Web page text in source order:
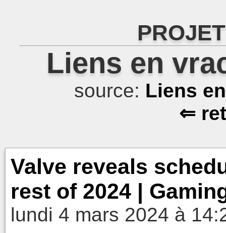
Liens en
source: Liens
⇐
Valve reveals
rest of 2024 |
lundi 4 mars 2024 à